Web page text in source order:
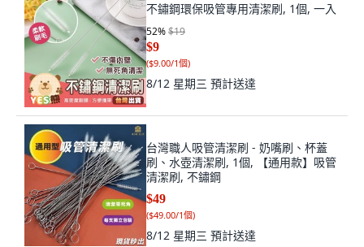
不鏽鋼環保吸管專用清潔刷, 1個, 一入
52%$19
$9
($9.00/1個)
8/12 星期三 預計送達
台灣職人吸管清潔刷 - 奶嘴刷、杯蓋
刷、水壺清潔刷, 1個, 【通用款】吸管
清潔刷, 不鏽鋼
$49
($49.00/1個)
8/12 星期三 預計送達